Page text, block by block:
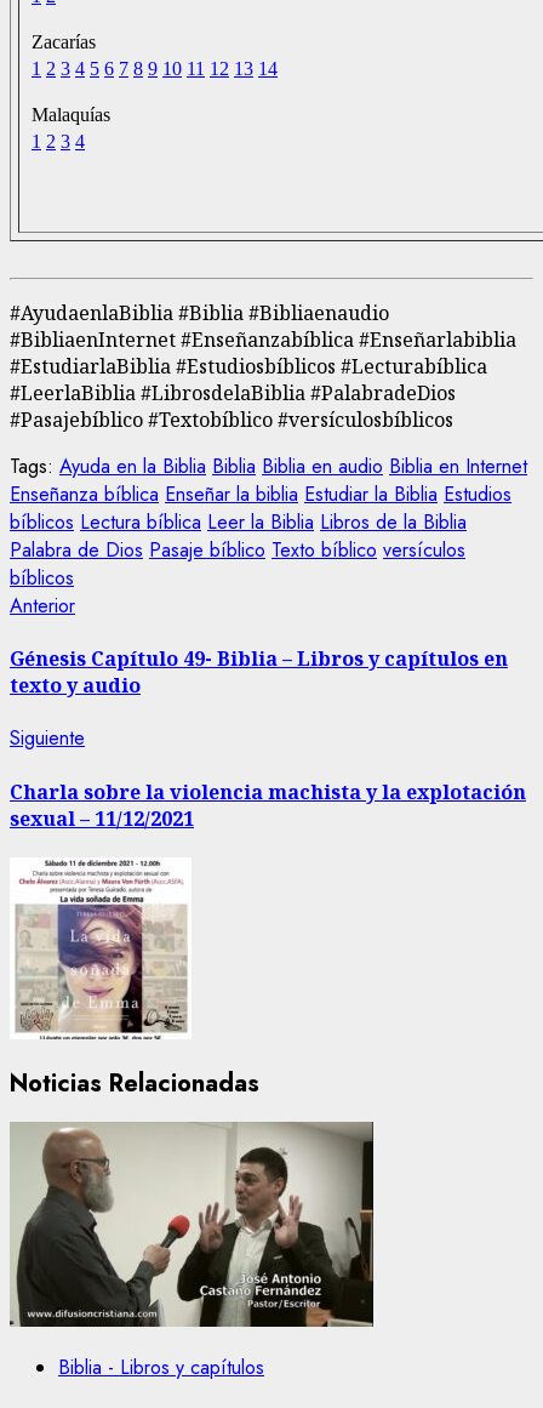
Zacarías
1 2 3 4 5 6 7 8 9 10 11 12 13 14
Malaquías
1 2 3 4
#AyudaenlaBiblia #Biblia #Bibliaenaudio
#BibliaenInternet #Enseñanzabíblica #Enseñarlabiblia
#EstudiarlaBiblia #Estudiosbíblicos #Lecturabíblica
#LeerlaBiblia #LibrosdelaBiblia #PalabradeDios
#Pasajebíblico #Textobíblico #versículosbíblicos
Tags: Ayuda en la Biblia Biblia Biblia en audio Biblia en Internet
Enseñanza bíblica Enseñar la biblia Estudiar la Biblia Estudios
bíblicos Lectura bíblica Leer la Biblia Libros de la Biblia
Palabra de Dios Pasaje bíblico Texto bíblico versículos
bíblicos
Navegación
de
entradas
AnteriorEntrada
Génesis Capítulo 49- Biblia – Libros y capítulos en
texto y audio
Siguiente
Charla sobre la violencia machista y la explotación
sexual – 11/12/2021
Noticias Relacionadas
Biblia - Libros y capítulos